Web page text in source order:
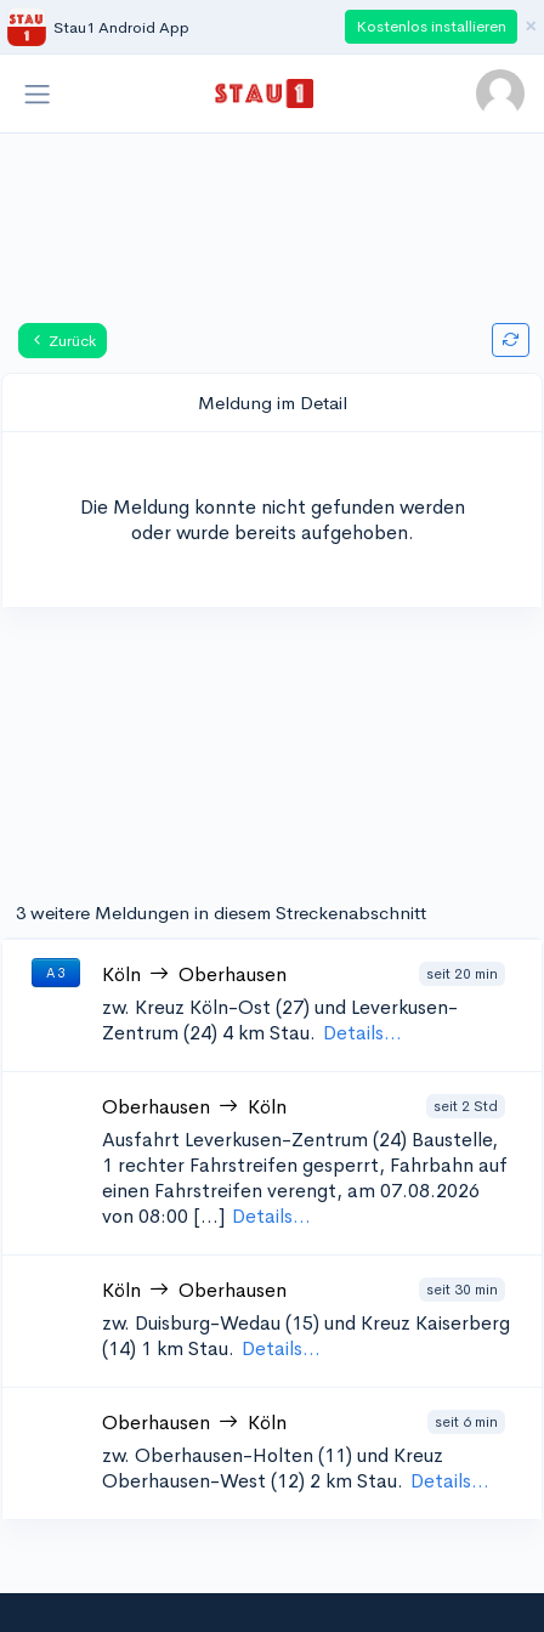
Stau1 Android App Kostenlos installieren ×
Zurück
Meldung im Detail
Die Meldung konnte nicht gefunden werden
oder wurde bereits aufgehoben.
3 weitere Meldungen in diesem Streckenabschnitt
A 3 Köln Oberhausen seit 20 min
zw. Kreuz Köln-Ost (27) und Leverkusen-
Zentrum (24) 4 km Stau. Details...
Oberhausen Köln seit 2 Std
Ausfahrt Leverkusen-Zentrum (24) Baustelle,
1 rechter Fahrstreifen gesperrt, Fahrbahn auf
einen Fahrstreifen verengt, am 07.08.2026
von 08:00 [...] Details...
Köln Oberhausen seit 30 min
zw. Duisburg-Wedau (15) und Kreuz Kaiserberg
(14) 1 km Stau. Details...
Oberhausen Köln seit 6 min
zw. Oberhausen-Holten (11) und Kreuz
Oberhausen-West (12) 2 km Stau. Details...